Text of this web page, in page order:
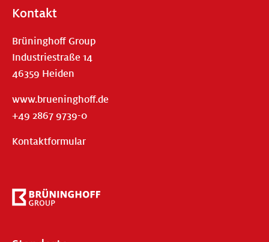
Kontakt
Brüninghoff Group
Industriestraße 14
46359 Heiden
www.brueninghoff.de
+49 2867 9739-0
Kontaktformular